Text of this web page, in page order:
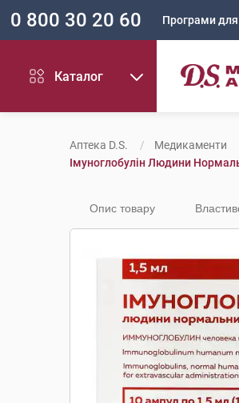
0 800 30 20 60 Програми для
Каталог
Аптека D.S. Медикаменти
Імуноглобулін Людини
Опис товару